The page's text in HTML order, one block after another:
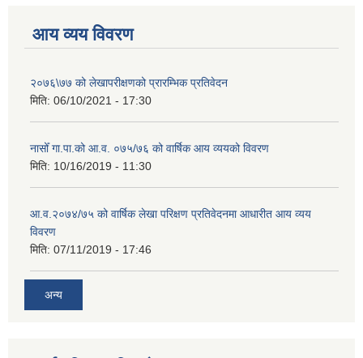
आय व्यय विवरण
२०७६\७७ को लेखापरीक्षणको प्रारम्भिक प्रतिवेदन
मिति: 06/10/2021 - 17:30
नासोँ गा.पा.को आ.व. ०७५/७६ को वार्षिक आय व्ययको विवरण
मिति: 10/16/2019 - 11:30
आ.व.२०७४/७५ को वार्षिक लेखा परिक्षण प्रतिवेदनमा आधारीत आय व्यय
विवरण
मिति: 07/11/2019 - 17:46
अन्य